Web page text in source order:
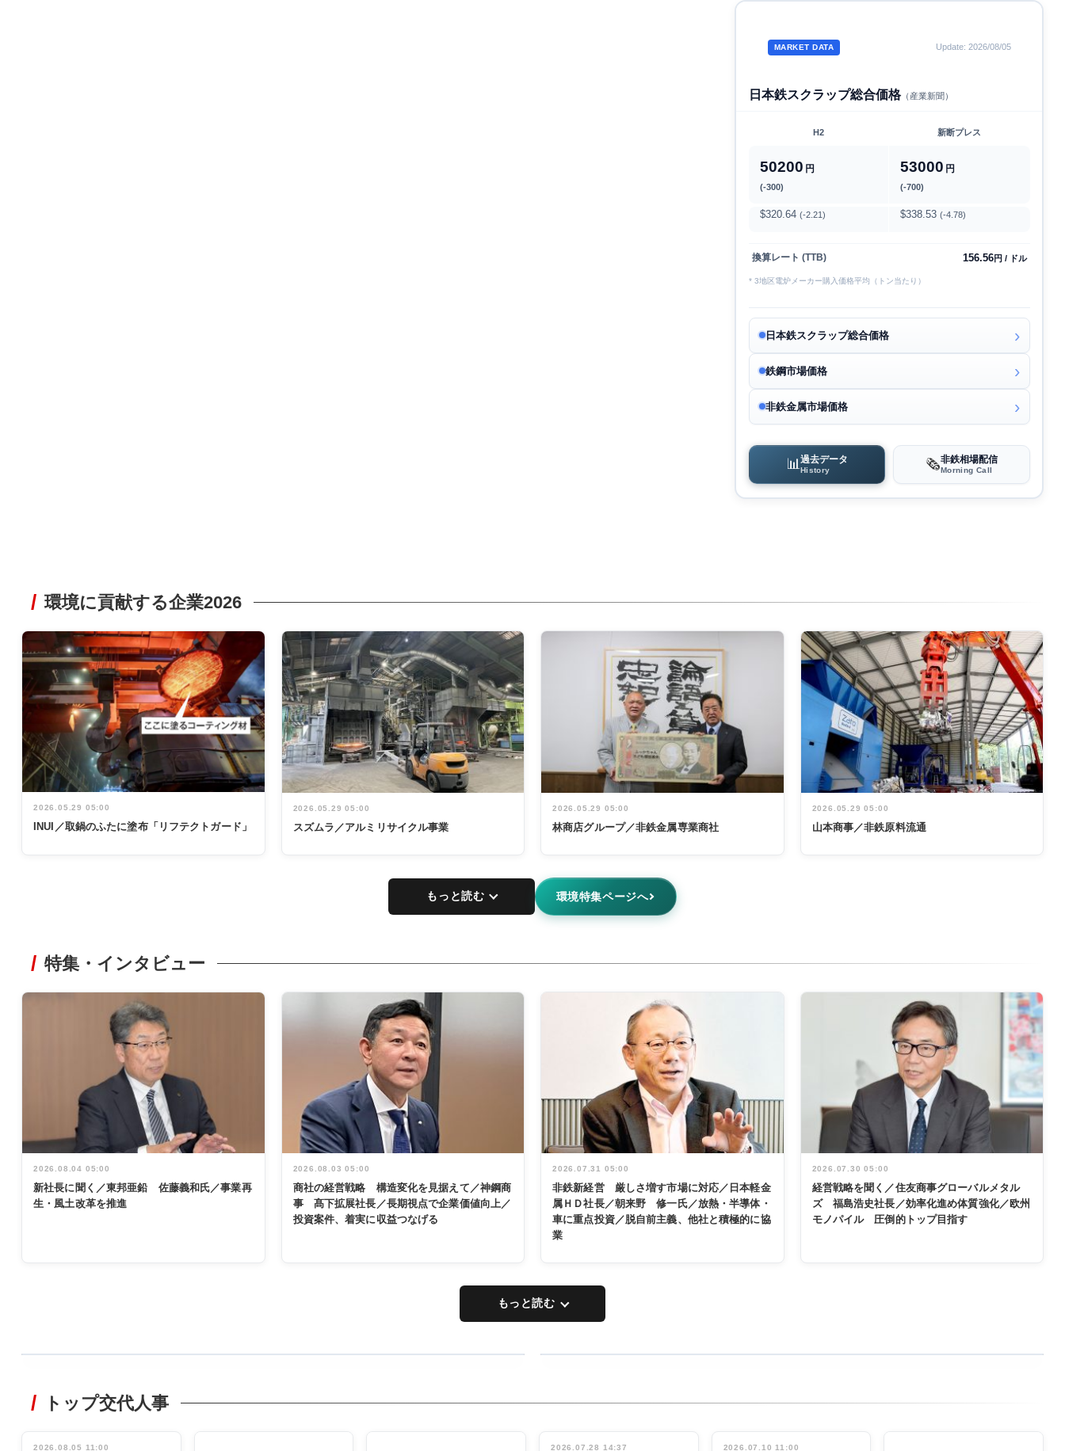
MARKET DATA Update: 2026/08/05
日本鉄スクラップ総合価格（産業新聞）
H2 新断プレス
50200 円
(-300)
53000 円
(-700)
$320.64 (-2.21) $338.53 (-4.78)
換算レート (TTB) 156.56円 / ドル
* 3地区電炉メーカー購入価格平均（トン当たり）
日本鉄スクラップ総合価格
鉄鋼市場価格
非鉄金属市場価格
📊 過去データ
History 🗞️非鉄相場配信
Morning Call
環境に貢献する企業2026
2026.05.29 05:00
INUI／取鍋のふたに塗布「リフテクトガード」
2026.05.29 05:00
スズムラ／アルミリサイクル事業
2026.05.29 05:00
林商店グループ／非鉄金属専業商社
2026.05.29 05:00
山本商事／非鉄原料流通
もっと読む 環境特集ページへ
特集・インタビュー
2026.08.04 05:00
新社長に聞く／東邦亜鉛 佐藤義和氏／事業再
生・風土改革を推進
2026.08.03 05:00
商社の経営戦略 構造変化を見据えて／神鋼商
事 髙下拡展社長／長期視点で企業価値向上／
投資案件、着実に収益つなげる
2026.07.31 05:00
非鉄新経営 厳しさ増す市場に対応／日本軽金
属ＨＤ社長／朝来野 修一氏／放熱・半導体・
車に重点投資／脱自前主義、他社と積極的に協
業
2026.07.30 05:00
経営戦略を聞く／住友商事グローバルメタル
ズ 福島浩史社長／効率化進め体質強化／欧州
モノパイル 圧倒的トップ目指す
もっと読む
非鉄業界で
管理職編
念祝う 業界
トップ交代人事
2026.08.05 11:00 2026.07.28 14:37 2026.07.10 11:00